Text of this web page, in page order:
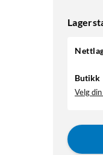
Butikk
Velg